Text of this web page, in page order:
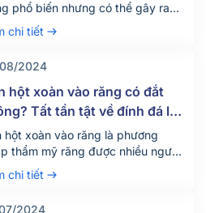
phổ biến nhưng có thể gây ra
khó chịu và lo lắng cho người
phải. Triệu chứng này có thể xuất
Nha khoa Parkway tìm hiểu rõ
về nguyên nhân, dấu hiệu và cách
[…]
chi tiết
2024
hột xoàn vào răng có đắt
Tất tần tật về đính đá lên
hột xoàn vào răng là phương
thẩm mỹ răng được nhiều người
và áp dụng hiện nay. Vậy chi
hình thức này có đắt không và
chi tiết
2024